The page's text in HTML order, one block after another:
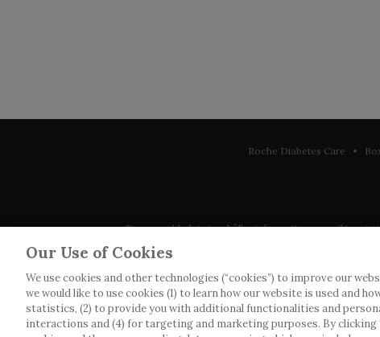
Roche Diabetes Care •
Denna webbplats innehåller information som riktar
observera att vi inte tar något ansvar för
Roche har inte alltid möjlighet att kvalitetssäkra
webbplatser som det länkas till. Kopiering av
Our Use of Cookies
We use cookies and other technologies (“cookies”) to improve our
we would like to use cookies (1) to learn how our website is used and
statistics, (2) to provide you with additional functionalities and
interactions and (4) for targeting and marketing purposes. By clicking